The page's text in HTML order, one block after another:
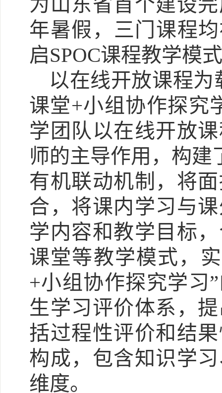
年暑假，三门课程
启SPOC课程教学模
以在线开放课程
课堂+小组协作探究
学团队以在线开放
师的主导作用，构建
有机联动机制，将
合，将课内学习与
学内容和教学目标
课堂等教学模式，
+小组协作探究学习
生学习评价体系，
括过程性评价和结
构成，包含知识学
维度。